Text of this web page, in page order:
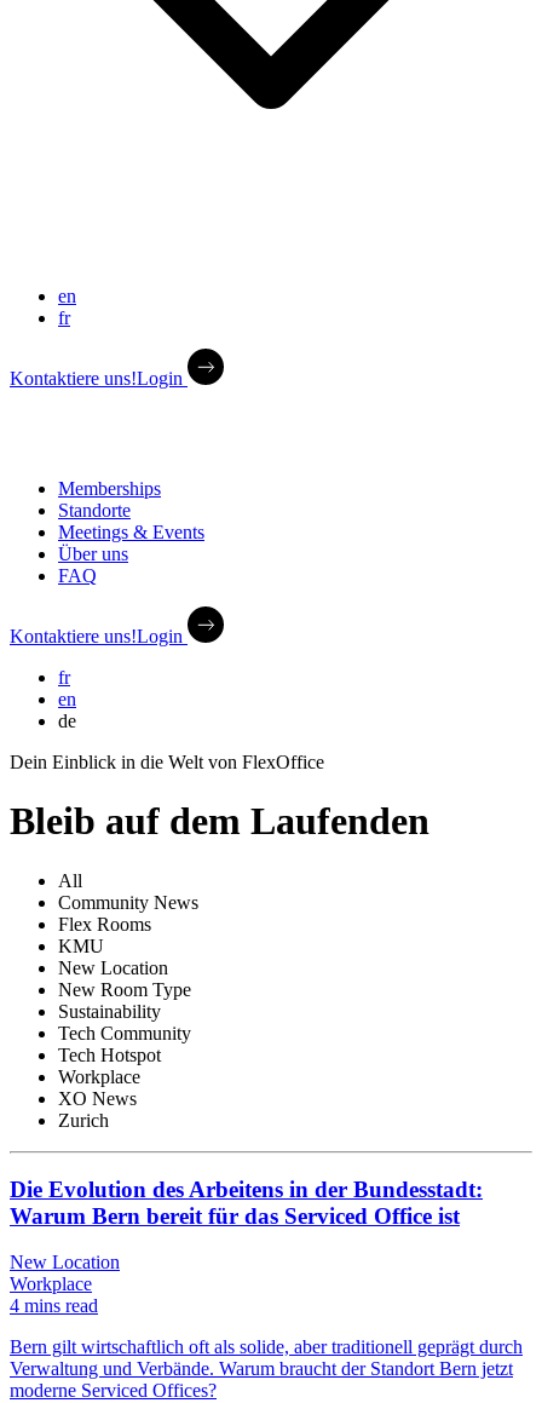
en
fr
Kontaktiere uns!Login
Memberships
Standorte
Meetings & Events
Über uns
FAQ
Kontaktiere uns!Login
fr
en
de
Dein Einblick in die Welt von FlexOffice
Bleib auf dem Laufenden
All
Community News
Flex Rooms
KMU
New Location
New Room Type
Sustainability
Tech Community
Tech Hotspot
Workplace
XO News
Zurich
Die Evolution des Arbeitens in der Bundesstadt:
Warum Bern bereit für das Serviced Office ist
New Location
Workplace
4 mins read
Bern gilt wirtschaftlich oft als solide, aber traditionell geprägt durch
Verwaltung und Verbände. Warum braucht der Standort Bern jetzt
moderne Serviced Offices?